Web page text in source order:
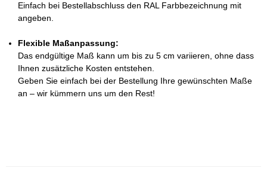
Einfach bei Bestellabschluss den RAL Farbbezeichnung mit
angeben.
Flexible Maßanpassung:
Das endgültige Maß kann um bis zu 5 cm variieren, ohne dass
Ihnen zusätzliche Kosten entstehen.
Geben Sie einfach bei der Bestellung Ihre gewünschten Maße
an – wir kümmern uns um den Rest!